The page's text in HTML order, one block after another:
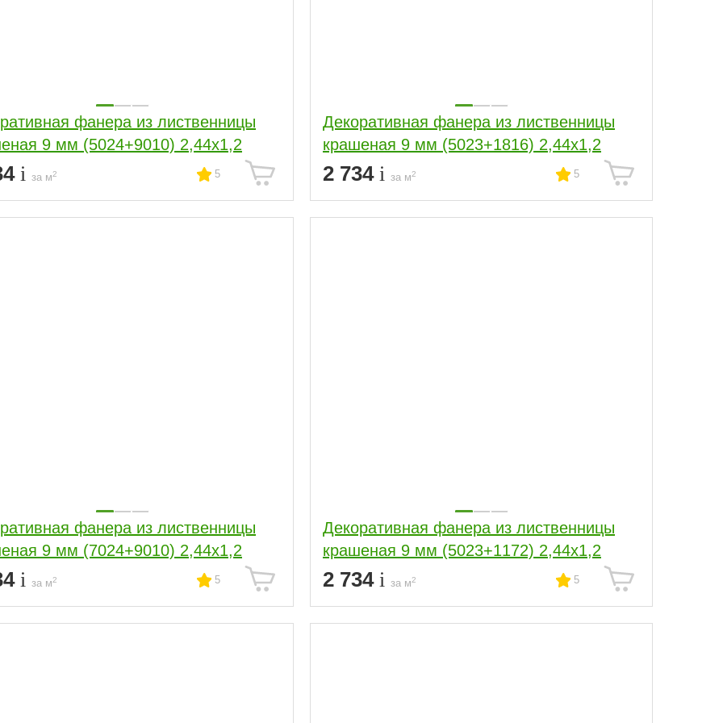
фанера из лиственницы
9 мм (5024+9010) 2,44х1,2
за м2 5
Декоративная фанера из лиственницы
крашеная 9 мм (5023+1816) 2,44х1,2
2 734 за м2 5
фанера из лиственницы
9 мм (7024+9010) 2,44х1,2
за м2 5
Декоративная фанера из лиственницы
крашеная 9 мм (5023+1172) 2,44х1,2
2 734 за м2 5